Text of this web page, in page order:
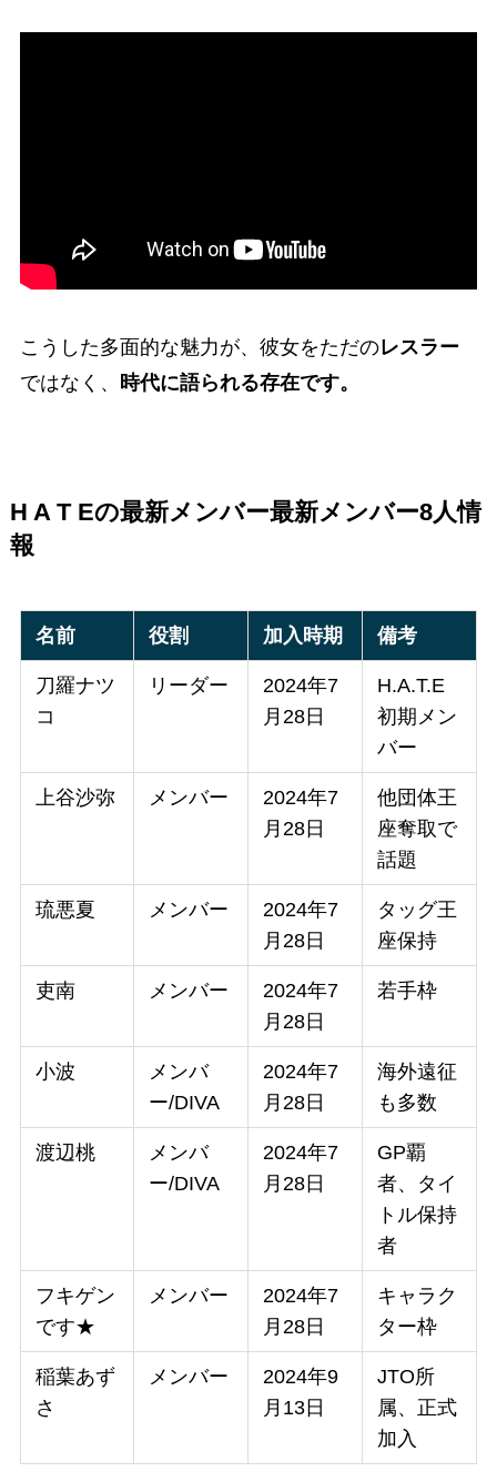
こうした多面的な魅力が、彼女をただのレスラー
ではなく、
時代に語られる存在です。
H A T Eの最新メンバー最新メンバー8人情
報
名前 役割 加入時期 備考
刀羅ナツ
コ
リーダー
2024年7
月28日
H.A.T.E
初期メン
バー
上谷沙弥 メンバー
2024年7
月28日
他団体王
座奪取で
話題
琉悪夏 メンバー
2024年7
月28日
タッグ王
座保持
吏南 メンバー
2024年7
月28日
若手枠
小波
メンバ
ー/DIVA
2024年7
月28日
海外遠征
も多数
渡辺桃
メンバ
ー/DIVA
2024年7
月28日
GP覇
者、タイ
トル保持
者
フキゲン
です★
メンバー
2024年7
月28日
キャラク
ター枠
稲葉あず
さ
メンバー
2024年9
月13日
JTO所
属、正式
加入